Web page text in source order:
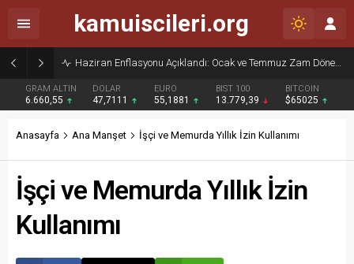
Haziran Enflasyonu Açıklandı: Ocak ve Temmuz Zam Dönemi Olan Kamu İşçilerine Yüzde 13,76 Zam Kesinleşti
GRAM ALTIN
6.660,55
DOLAR
47,7111
EURO
55,1881
BIST 100
13.779,39
BITCOIN
$65025
kamuiscileri.org
Anasayfa Ana Manşet İşçi ve Memurda Yıllık İzin Kullanımı
İşçi ve Memurda Yıllık İzin
Kullanımı